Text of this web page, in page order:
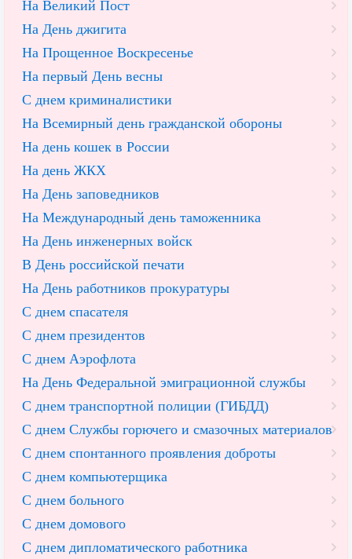
На Великий Пост
На День джигита
На Прощенное Воскресенье
На первый День весны
С днем криминалистики
На Всемирный день гражданской обороны
На день кошек в России
На день ЖКХ
На День заповедников
На Международный день таможенника
На День инженерных войск
В День российской печати
На День работников прокуратуры
С днем спасателя
С днем президентов
С днем Аэрофлота
На День Федеральной эмиграционной службы
С днем транспортной полиции (ГИБДД)
С днем Службы горючего и смазочных материалов
С днем спонтанного проявления доброты
С днем компьютерщика
С днем больного
С днем домового
С днем дипломатического работника